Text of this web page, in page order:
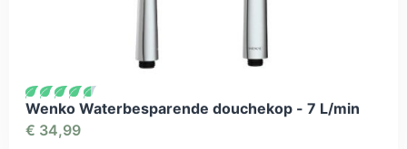
Wenko Waterbesparende douchekop - 7 L/min
€ 34,99